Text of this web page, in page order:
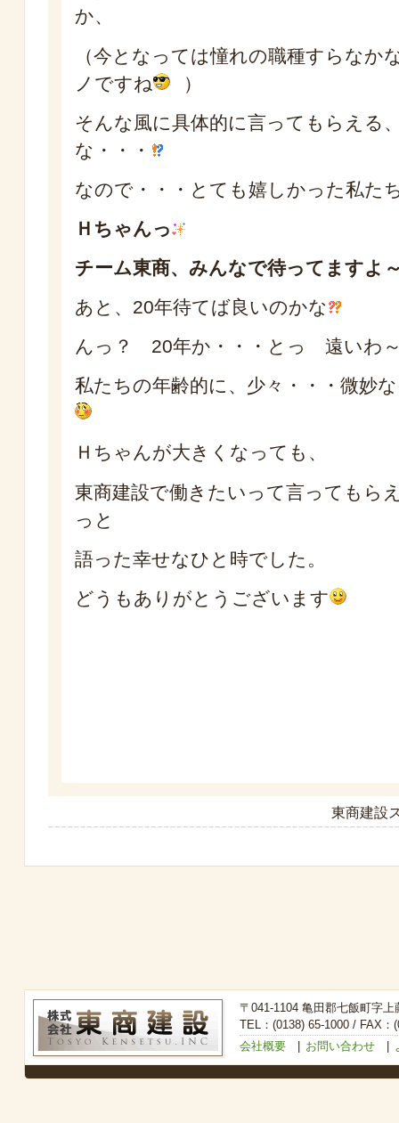
か、
（今となっては憧れの職種すらなか
ノですね
）
そんな風に具体的に言ってもらえる
な・・・
なので・・・とても嬉しかった私た
Ｈちゃんっ
チーム東商、みんなで待ってますよ
あと、20年待てば良いのかな
んっ？ 20年か・・・とっ 遠いわ
私たちの年齢的に、少々・・・微妙
Ｈちゃんが大きくなっても、
東商建設で働きたいって言ってもら
っと
語った幸せなひと時でした。
どうもありがとうございます
東商建設
〒041-1104 亀田郡七飯町字上
TEL：(0138) 65-1000 / FAX：
会社概要| お問い合わせ|